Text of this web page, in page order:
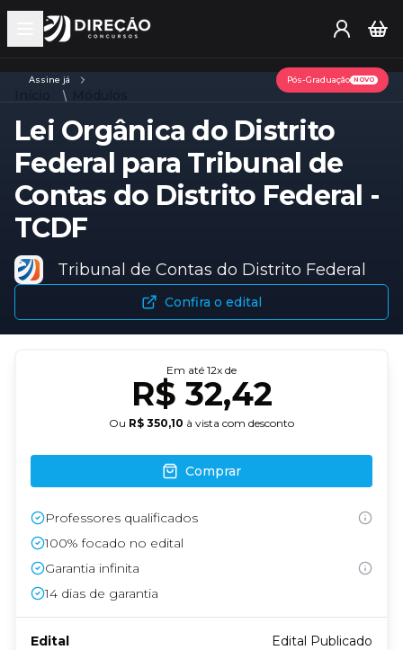
Open main menu
Assine já Pós-Graduação NOVO
Lei Orgânica do Distrito
Federal para Tribunal de
Contas do Distrito Federal -
TCDF
Tribunal de Contas do Distrito Federal
Confira o edital
Em até 12x de
R$ 32,42
Ou R$ 350,10 à vista com desconto
Comprar
Professores qualificados
100% focado no edital
Garantia infinita
14 dias de garantia
Edital
Edital Publicado